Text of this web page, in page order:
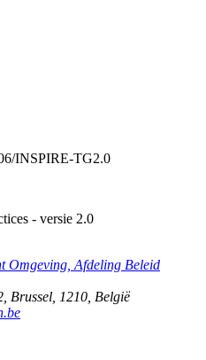
INSPIRE-TG2.0
- versie 2.0
Omgeving, Afdeling Beleid
Brussel 1210 België